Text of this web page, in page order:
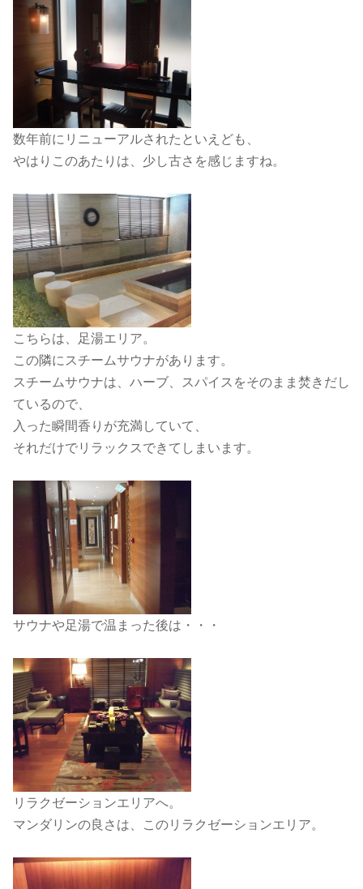
数年前にリニューアルされたといえども、
やはりこのあたりは、少し古さを感じますね。
こちらは、足湯エリア。
この隣にスチームサウナがあります。
スチームサウナは、ハーブ、スパイスをそのまま焚きだし
ているので、
入った瞬間香りが充満していて、
それだけでリラックスできてしまいます。
サウナや足湯で温まった後は・・・
リラクゼーションエリアへ。
マンダリンの良さは、このリラクゼーションエリア。